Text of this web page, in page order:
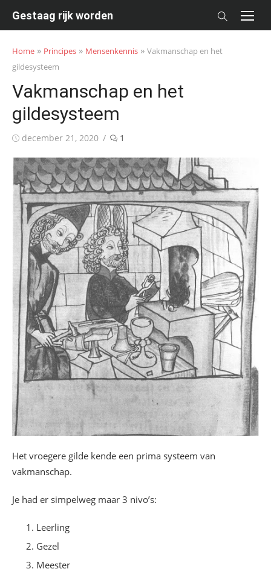
Gestaag rijk worden
Home » Principes » Mensenkennis » Vakmanschap en het
gildesysteem
Vakmanschap en het
gildesysteem
Posted
december 21, 2020 1
Het vroegere gilde kende een prima systeem van
vakmanschap.
Je had er simpelweg maar 3 nivo’s:
Leerling
Gezel
Meester